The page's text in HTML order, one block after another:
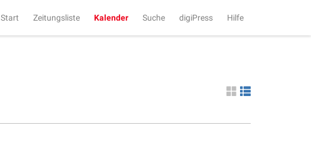
Start Zeitungsliste Kalender Suche digiPress Hilfe